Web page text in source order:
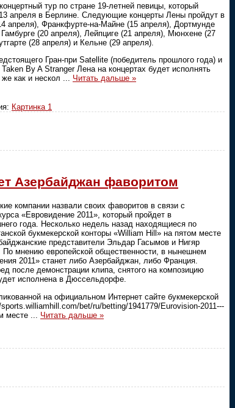
тур по стране 19-летней певицы, который
апреля в Берлине. Следующие концерты Лены пройдут в
апреля), Франкфурте-на-Майне (15 апреля), Дортмунде
(20 апреля), Лейпциге (21 апреля), Мюнхене (27
(28 апреля) и Кельне (29 апреля).
Гран-при Satellite (победитель прошлого года) и
By A Stranger Лена на концертах будет исполнять
как и нескол ... Читать дальше »
Картинка 1
Азербайджан фаворитом
компании назвали своих фаворитов в связи с
«Евровидение 2011», который пройдет в
года. Несколько недель назад находящиеся по
букмекерской конторы «William Hill» на пятом месте
представители Эльдар Гасымов и Нигяр
мнению европейской общественности, в нынешнем
2011» станет либо Азербайджан, либо Франция.
после демонстрации клипа, снятого на композицию
исполнена в Дюссельдорфе.
на официальном Интернет сайте букмекерской
bet/ru/betting/1941779/Eurovision-2011---
месте
Читать дальше »